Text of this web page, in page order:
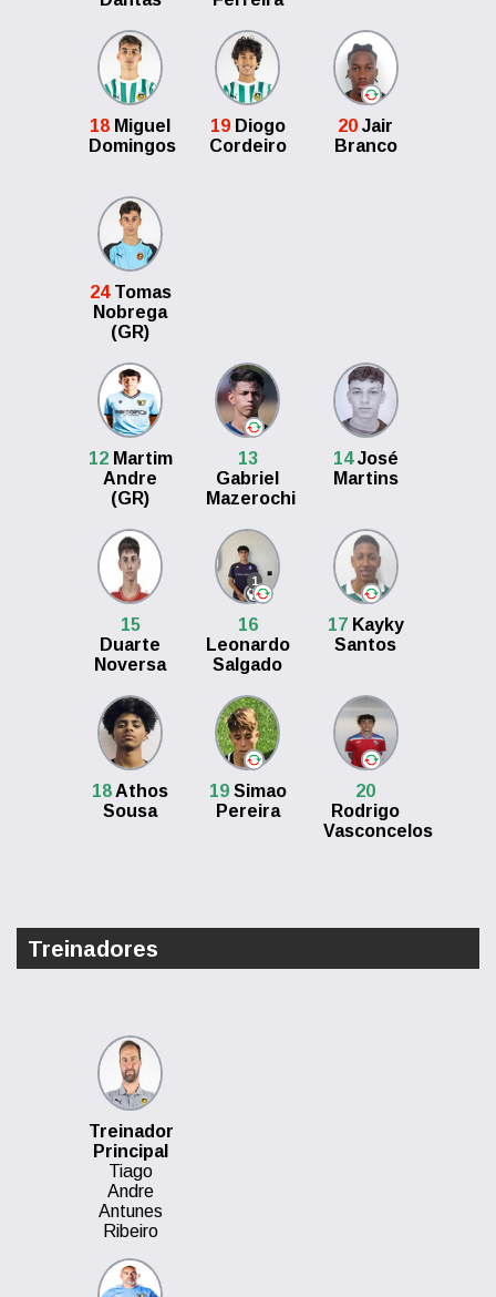
18 Miguel
Domingos
19Diogo
Cordeiro
20 Jair
Branco
24Tomas
Nobrega
(GR)
12Martim
Andre
(GR)
13
Gabriel
Mazerochi
14José
Martins
15
Duarte
Noversa
1
16
Leonardo
Salgado
17Kayky
Santos
18Athos
Sousa
19Simao
Pereira
20
Rodrigo
Vasconcelos
Treinadores
Treinador
Principal
Tiago
Andre
Antunes
Ribeiro